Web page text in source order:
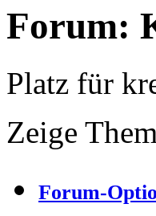
Forum:
Platz für
Zeige
Forum-